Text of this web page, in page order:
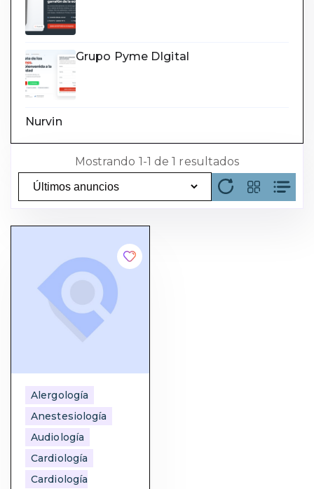
Grupo Pyme DIgital
Nurvin
Mostrando 1-1 de 1 resultados
Alergología
Anestesiología
Audiología
Cardiología
Cardiología